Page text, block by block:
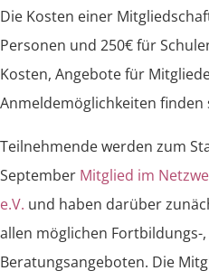
Die Kosten einer
Personen und 250€ für
Kosten, Angebote für
Anmeldemöglichkeiten finden
Teilnehmende werden zum
September Mitglied im
e.V. und haben darüber
allen möglichen Fortbildungs-
Beratungsangeboten. Die